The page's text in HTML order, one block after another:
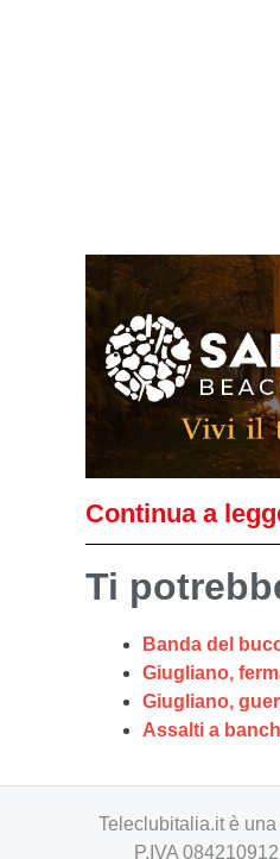
Continua a
Ti
Banda del
Giugliano,
Giugliano,
Assalti a
Teleclubitalia.it è
P.IVA